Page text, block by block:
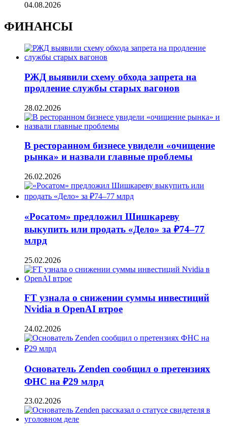
04.08.2026
ФИНАНСЫ
РЖД выявили схему обхода запрета на
продление службы старых вагонов
28.02.2026
В ресторанном бизнесе увидели «очищение
рынка» и назвали главные проблемы
26.02.2026
«Росатом» предложил Шишкареву
выкупить или продать «Дело» за ₽74–77
млрд
25.02.2026
FT узнала о снижении суммы инвестиций
Nvidia в OpenAI втрое
24.02.2026
Основатель Zenden сообщил о претензиях
ФНС на ₽29 млрд
23.02.2026